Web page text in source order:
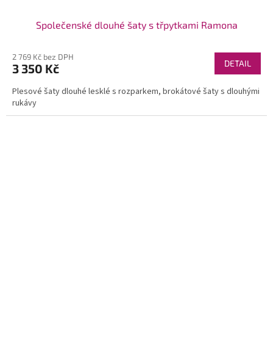
Společenské dlouhé šaty s třpytkami Ramona
2 769 Kč bez DPH
3 350 Kč DETAIL
Plesové šaty dlouhé lesklé s rozparkem, brokátové šaty s dlouhými
rukávy